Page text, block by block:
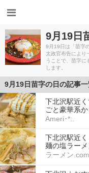
9月19日
9月19日は「苗字
太政官布告により
うことで、苗字に
します。
9月19日苗字の日の記事一
下北沢駅近
ごと豪華系
Ameri･*:.
下北沢駅近
麺の塩ラー
ラーメン.com